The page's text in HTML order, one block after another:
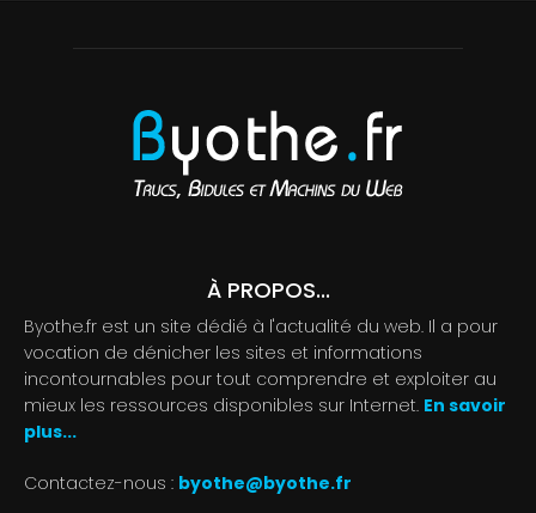
À PROPOS...
Byothe.fr est un site dédié à l'actualité du web. Il a pour
vocation de dénicher les sites et informations
incontournables pour tout comprendre et exploiter au
mieux les ressources disponibles sur Internet. En savoir
plus...
Contactez-nous : byothe@byothe.fr